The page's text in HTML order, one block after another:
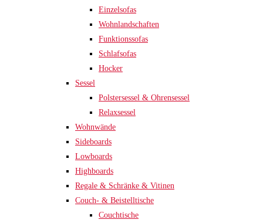
Einzelsofas
Wohnlandschaften
Funktionssofas
Schlafsofas
Hocker
Sessel
Polstersessel & Ohrensessel
Relaxsessel
Wohnwände
Sideboards
Lowboards
Highboards
Regale & Schränke & Vitinen
Couch- & Beistelltische
Couchtische